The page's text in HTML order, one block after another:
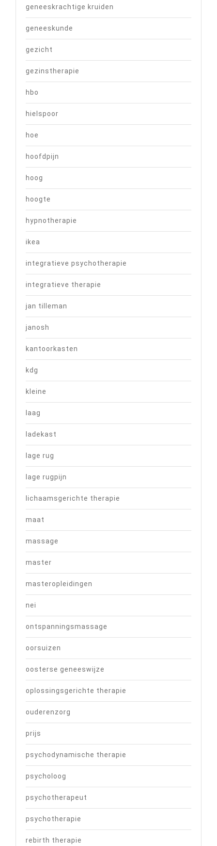
geneeskrachtige kruiden
geneeskunde
gezicht
gezinstherapie
hbo
hielspoor
hoe
hoofdpijn
hoog
hoogte
hypnotherapie
ikea
integratieve psychotherapie
integratieve therapie
jan tilleman
janosh
kantoorkasten
kdg
kleine
laag
ladekast
lage rug
lage rugpijn
lichaamsgerichte therapie
maat
massage
master
masteropleidingen
nei
ontspanningsmassage
oorsuizen
oosterse geneeswijze
oplossingsgerichte therapie
ouderenzorg
prijs
psychodynamische therapie
psycholoog
psychotherapeut
psychotherapie
rebirth therapie